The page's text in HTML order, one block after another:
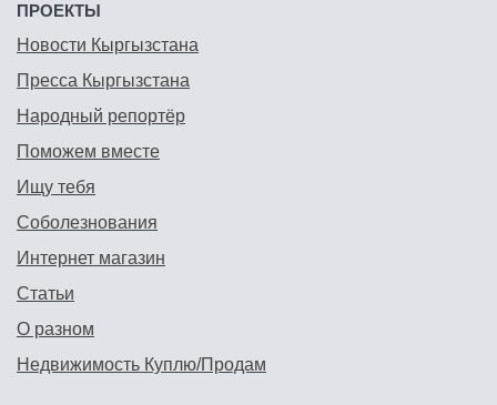
ПРОЕКТЫ
Новости Кыргызстана
Пресса Кыргызстана
Народный репортёр
Поможем вместе
Ищу тебя
Соболезнования
Интернет магазин
Статьи
О разном
Недвижимость Куплю/Продам